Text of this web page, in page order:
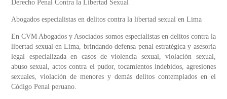
Derecho Penal Contra la Libertad Sexual
Abogados especialistas en delitos contra la libertad sexual en Lima
En CVM Abogados y Asociados somos especialistas en delitos contra la
libertad sexual en Lima , brindando defensa penal estratégica y asesoría
legal especializada en casos de violencia sexual, violación sexual,
abuso sexual, actos contra el pudor, tocamientos indebidos, agresiones
sexuales, violación de menores y demás delitos contemplados en el
Código Penal peruano.